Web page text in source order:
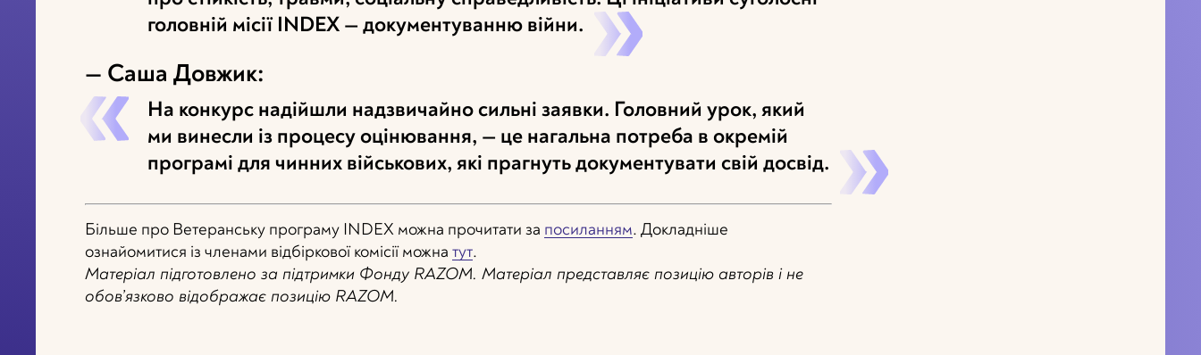
головній місії INDEX — документуванню війни.
— Саша Довжик:
На конкурс надійшли надзвичайно сильні заявки. Головний урок, який
ми винесли із процесу оцінювання, — це нагальна потреба в окремій
програмі для чинних військових, які прагнуть документувати свій досвід.
Більше про Ветеранську програму INDEX можна прочитати за посиланням. Докладніше
ознайомитися із членами відбіркової комісії можна тут.
Матеріал підготовлено за підтримки Фонду RAZOM. Матеріал представляє позицію авторів і не
обов’язково відображає позицію RAZOM.